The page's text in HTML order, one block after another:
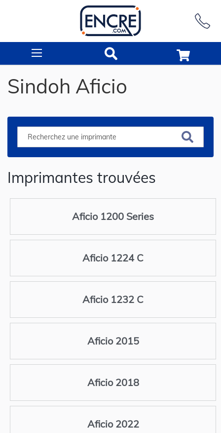
Sindoh Aficio
Imprimantes trouvées
Aficio 1200 Series
Aficio 1224 C
Aficio 1232 C
Aficio 2015
Aficio 2018
Aficio 2022